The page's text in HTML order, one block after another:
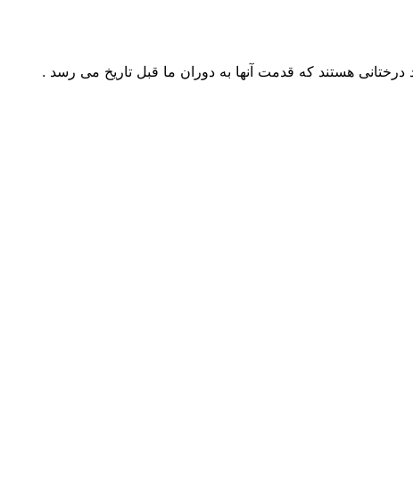
هستند که قدمت آنها به دوران ما قبل تاریخ می رسد .